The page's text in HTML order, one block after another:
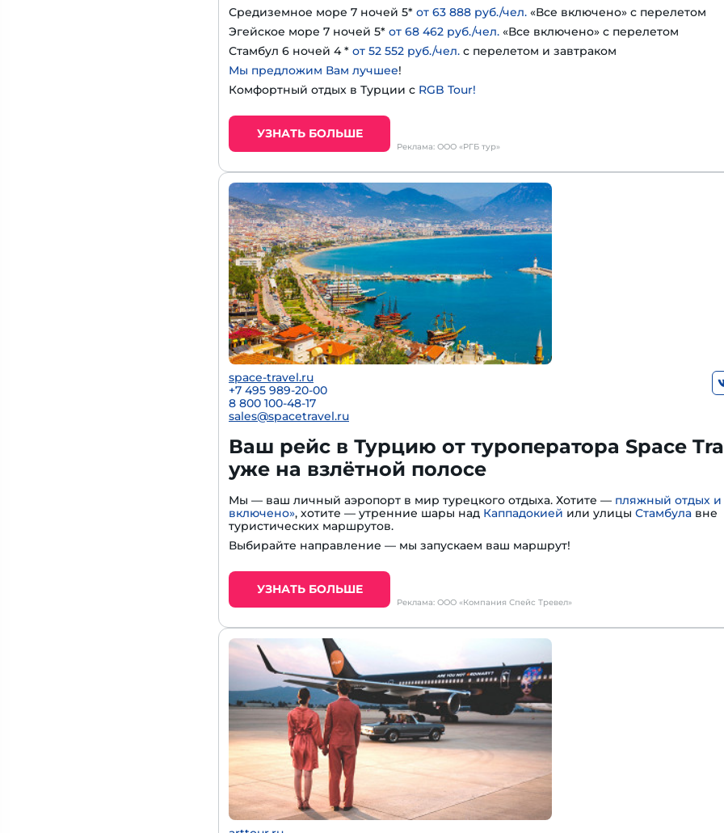
Средиземное море 7 ночей 5* от 63 888 руб./чел. «Все включено» с перелетом
Эгейское море 7 ночей 5* от 68 462 руб./чел. «Все включено» с перелетом
Стамбул 6 ночей 4 * от 52 552 руб./чел. с перелетом и завтраком
Мы предложим Вам лучшее!
Комфортный отдых в Турции с RGB Tour!
УЗНАТЬ БОЛЬШЕ
Реклама: ООО «РГБ тур»
space-travel.ru
+7 495 989-20-00
8 800 100-48-17
sales@spacetravel.ru
Ваш рейс в Турцию от туроператора Space
уже на взлётной полосе
Мы — ваш личный аэропорт в мир турецкого отдыха. Хотите — пляжный отдых и
включено», хотите — утренние шары над Каппадокией или улицы Стамбула вне
туристических маршрутов.
Выбирайте направление — мы запускаем ваш маршрут!
УЗНАТЬ БОЛЬШЕ
Реклама: ООО «Компания Спейс Тревел»